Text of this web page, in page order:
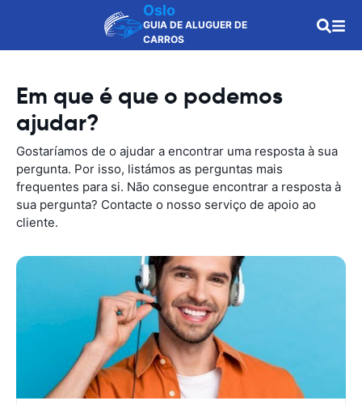
Oslo
GUIA DE ALUGUER DE
CARROS
Em que é que o podemos
ajudar?
Gostaríamos de o ajudar a encontrar uma resposta à sua
pergunta. Por isso, listámos as perguntas mais
frequentes para si. Não consegue encontrar a resposta à
sua pergunta? Contacte o nosso serviço de apoio ao
cliente.